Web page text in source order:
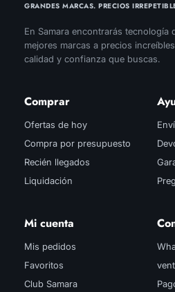
GRANDES MARCAS. PRECIOS
En Samara encontrarás tecnología
mejores marcas a precios
calidad y confianza que buscas.
Comprar
Ofertas de hoy
Compra por presupuesto
Recién llegados
Liquidación
Mi cuenta
Mis pedidos
Favoritos
Club Samara